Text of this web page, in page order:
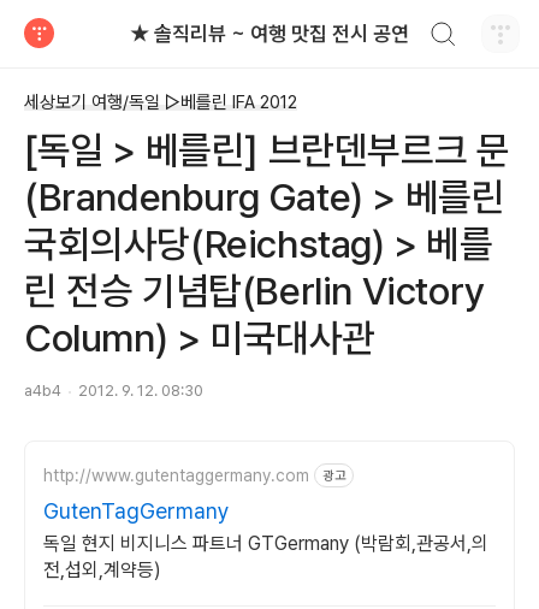
★ 솔직리뷰 ~ 여행 맛집 전시 공연
세상보기 여행/독일 ▷베를린 IFA 2012
[독일 > 베를린] 브란덴부르크 문
(Brandenburg Gate) > 베를린
국회의사당(Reichstag) > 베를
린 전승 기념탑(Berlin Victory
Column) > 미국대사관
a4b4 2012. 9. 12. 08:30
http://www.gutentaggermany.com 광고
GutenTagGermany
독일 현지 비지니스 파트너 GTGermany (박람회,관공서,의
전,섭외,계약등)